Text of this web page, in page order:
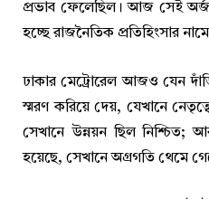
প্রভাব ফেলেছিল। আজ সেই
হচ্ছে রাজনৈতিক প্রতিহিংসার
ঢাকার মেট্রোরেল আজও যেন
স্মরণ করিয়ে দেয়, যেখানে নেতৃত্বে
সেখানে উন্নয়ন ছিল নিশ্চিত;
হয়েছে, সেখানে অগ্রগতি থেমে